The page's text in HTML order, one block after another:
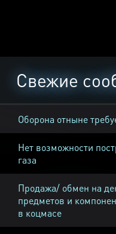
Свежие
Оборона отныне
Нет возможности
газа
Продажа/ обмен на
предметов и
в коцмасе